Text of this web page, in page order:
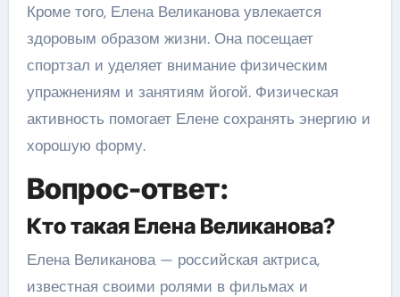
Кроме того, Елена Великанова увлекается
здоровым образом жизни. Она посещает
спортзал и уделяет внимание физическим
упражнениям и занятиям йогой. Физическая
активность помогает Елене сохранять энергию и
хорошую форму.
Вопрос-ответ:
Кто такая Елена Великанова?
Елена Великанова — российская актриса,
известная своими ролями в фильмах и